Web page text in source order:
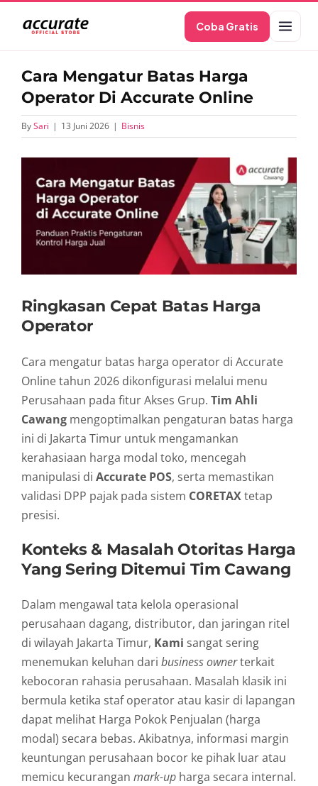
content
Coba Gratis
Cara Mengatur Batas Harga
Operator Di Accurate Online
BySari | 13 Juni 2026 | Bisnis
Larger
Image
Ringkasan Cepat Batas Harga
Operator
Cara mengatur batas harga operator di Accurate
Online tahun 2026 dikonfigurasi melalui menu
Perusahaan pada fitur Akses Grup. Tim Ahli
Cawang mengoptimalkan pengaturan batas harga
ini di Jakarta Timur untuk mengamankan
kerahasiaan harga modal toko, mencegah
manipulasi di Accurate POS, serta memastikan
validasi DPP pajak pada sistem CORETAXtetap
presisi.
Konteks & Masalah Otoritas Harga
Yang Sering Ditemui Tim Cawang
Dalam mengawal tata kelola operasional
perusahaan dagang, distributor, dan jaringan ritel
di wilayah Jakarta Timur, Kami sangat sering
menemukan keluhan dari business ownerterkait
kebocoran rahasia perusahaan. Masalah klasik ini
bermula ketika staf operator atau kasir di lapangan
dapat melihat Harga Pokok Penjualan (harga
modal) secara bebas. Akibatnya, informasi margin
keuntungan perusahaan bocor ke pihak luar atau
memicu kecurangan mark-up harga secara internal.